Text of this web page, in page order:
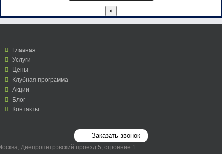
×
Главная
Услуги
Цены
Клубная программа
Акции
Блог
Контакты
Заказать звонок
Днепропетровский проезд 5, строение 1